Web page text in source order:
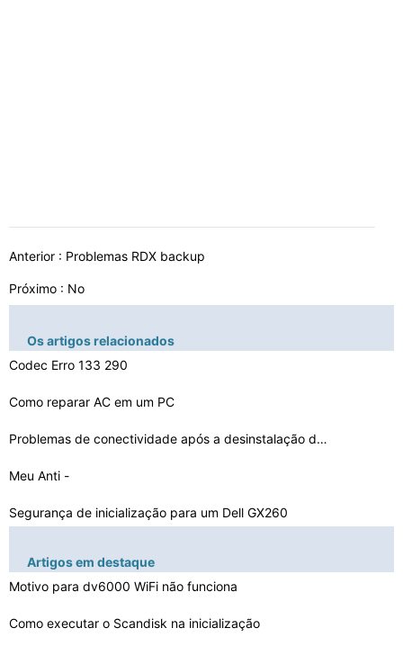
Anterior : Problemas RDX backup
Próximo : No
Os artigos relacionados
Codec Erro 133 290
Como reparar AC em um PC
Problemas de conectividade após a desinstalação do N…
Meu Anti -
Segurança de inicialização para um Dell GX260
Erros Sony UPnP Framework
Streaming de vídeo uso da CPU
Artigos em destaque
Motivo para dv6000 WiFi não funciona
Como executar o Scandisk na inicialização